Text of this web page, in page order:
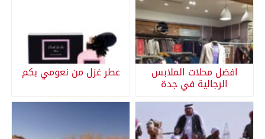
افضل محلات الملابس
الرجالية في جدة
عطر غزل من نعومي بكم